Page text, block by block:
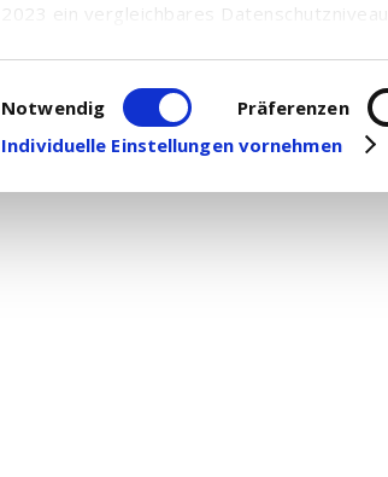
2023 ein vergleichbares
in den USA, finden Sie auf unserer Seite
Einwilligung auch jederzeit widerrufen oder
Einwilligungsauswahl
Notwendig Präferenzen
Individuelle Einstellungen vornehmen